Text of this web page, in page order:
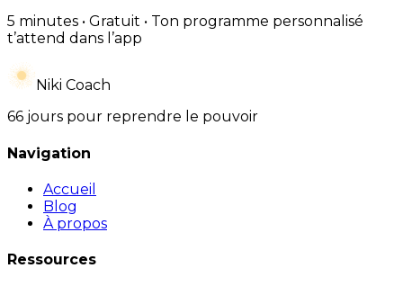
5 minutes • Gratuit • Ton programme personnalisé
t’attend dans l’app
Niki Coach
66 jours pour reprendre le pouvoir
Navigation
Accueil
Blog
À propos
Ressources